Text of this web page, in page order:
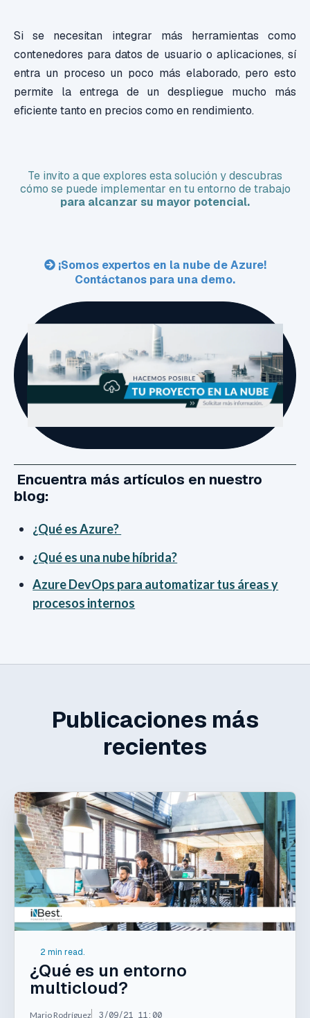
Si se necesitan integrar más herramientas como
contenedores para datos de usuario o aplicaciones, sí
entra un proceso un poco más elaborado, pero esto
permite la entrega de un despliegue mucho más
eficiente tanto en precios como en rendimiento.
Te invito a que explores esta solución y descubras
cómo se puede implementar en tu entorno de trabajo
para alcanzar su mayor potencial.
¡Somos expertos en la nube de Azure!
Contáctanos para una demo.
Encuentra más artículos en nuestro
blog:
¿Qué es Azure?
¿Qué es una nube híbrida?
Azure DevOps para automatizar tus áreas y
procesos internos
Publicaciones más
recientes
2 min read.
¿Qué es un entorno
multicloud?
Mario Rodríguez 3/09/21 11:00